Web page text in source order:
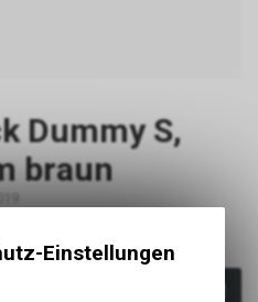
Dummy S,
braun
Warenkorb
Einstellungen